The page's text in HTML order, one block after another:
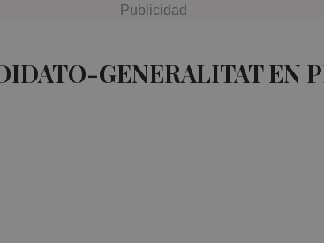
GENERALITAT EN